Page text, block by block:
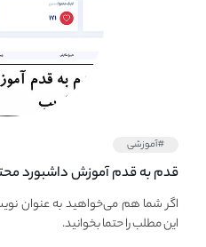
#آموزشی
قدم به قدم آموزش داشبورد
نااریب محتوا بگذاریم؟
اگر شما هم می‌خواهید به عنوان
این مطلب را حتما بخوانید.